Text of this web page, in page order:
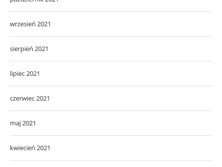
wrzesień 2021
sierpień 2021
lipiec 2021
czerwiec 2021
maj 2021
kwiecień 2021